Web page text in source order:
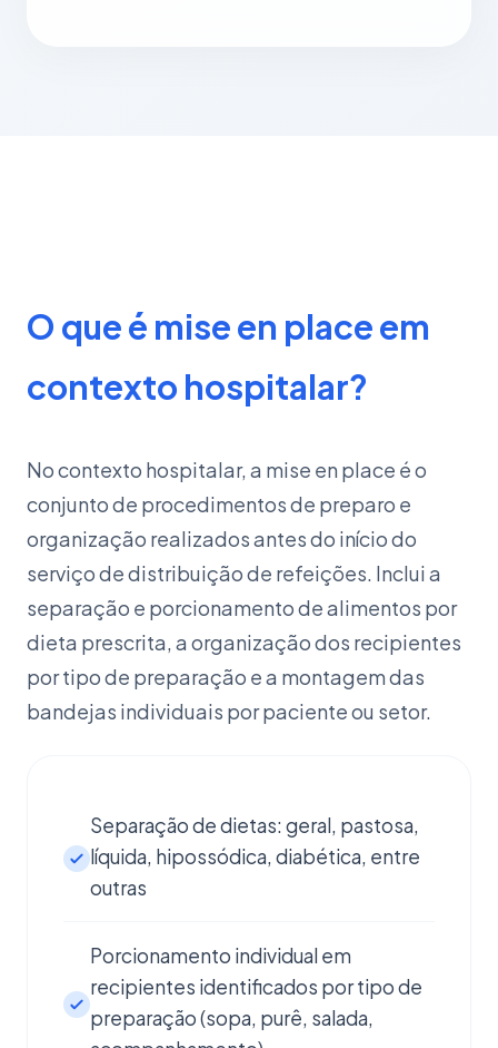
O que é mise en place em
contexto hospitalar?
No contexto hospitalar, a mise en place é o
conjunto de procedimentos de preparo e
organização realizados antes do início do
serviço de distribuição de refeições. Inclui a
separação e porcionamento de alimentos por
dieta prescrita, a organização dos recipientes
por tipo de preparação e a montagem das
bandejas individuais por paciente ou setor.
Separação de dietas: geral, pastosa,
líquida, hipossódica, diabética, entre
outras
Porcionamento individual em
recipientes identificados por tipo de
preparação (sopa, purê, salada,